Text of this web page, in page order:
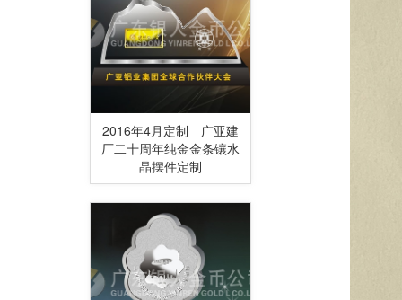
2016年4月定制 广亚建
厂二十周年纯金金条镶水
晶摆件定制